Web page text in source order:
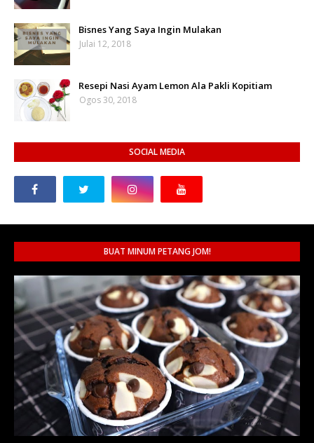
Bisnes Yang Saya Ingin Mulakan
Julai 12, 2018
Resepi Nasi Ayam Lemon Ala Pakli Kopitiam
Ogos 30, 2018
SOCIAL MEDIA
BUAT MINUM PETANG JOM!